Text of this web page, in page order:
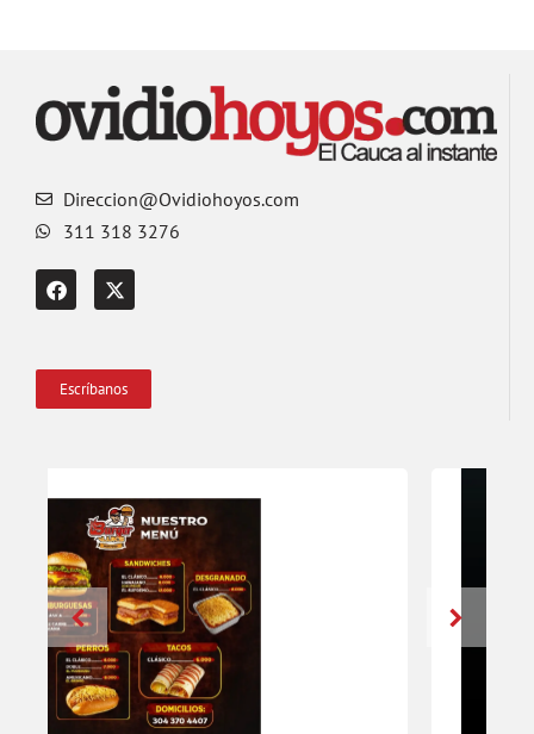
Direccion@Ovidiohoyos.com
311 318 3276
Escríbanos